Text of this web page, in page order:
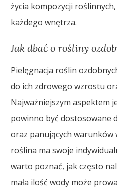
życia kompozycji
każdego wnętrza.
Jak dbać o rośliny
Pielęgnacja roślin
do ich zdrowego wzrostu
Najważniejszym aspektem
powinno być dostosowane
oraz panujących warunków
roślina ma swoje
warto poznać, jak często
mała ilość wody może